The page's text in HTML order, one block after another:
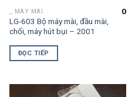
_ MÁY MÀI
LG-603 Bộ máy mài, đầu mài,
chổi, máy hút bụi – 2001
0
ĐỌC TIẾP